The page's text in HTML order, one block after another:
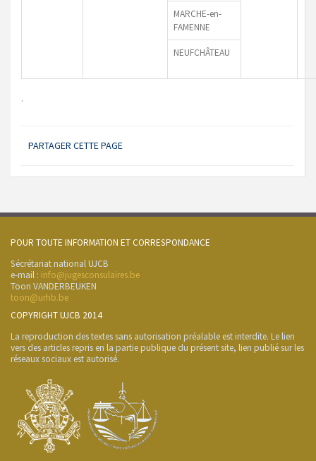
MARCHE-en-
FAMENNE
NEUFCHÂTEAU
.
PARTAGER CETTE PAGE
POUR TOUTE INFORMATION ET CORRESPONDANCE
Sécrétariat national UJCB
e-mail : info@jugesconsulaires.be
Toon VANDERBEUKEN
toon@urhb.be
COPYRIGHT UJCB 2014
La reproduction des textes sans autorisation préalable est interdite. Le lien
vers des articles repris en la partie publique du présent site, lien publié sur les
réseaux sociaux est autorisé.